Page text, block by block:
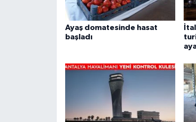
Ayaş domatesinde hasat
başladı